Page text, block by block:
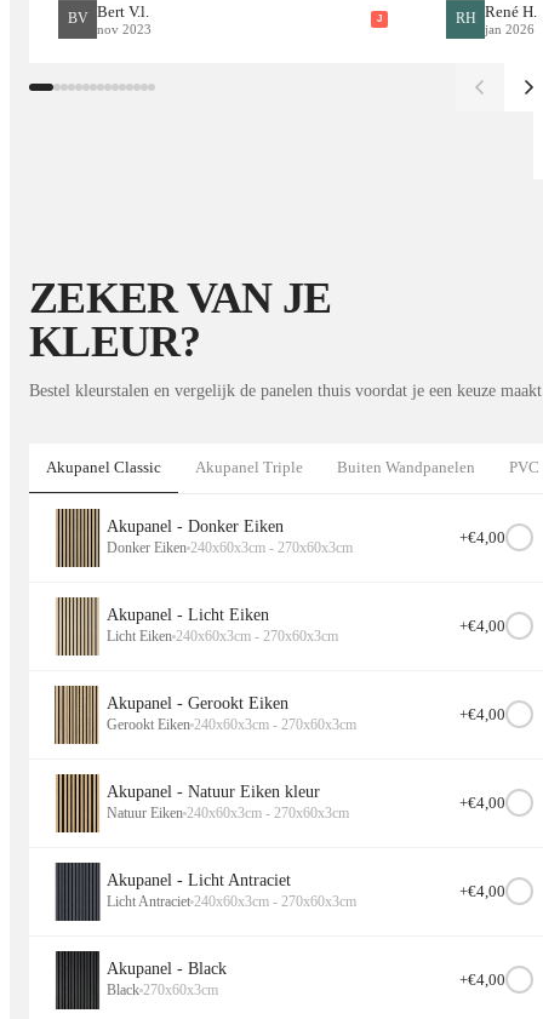
BV Bert V.l.
nov 2023
J RH René H.
jan 2026
ZEKER VAN JE
KLEUR?
Bestel kleurstalen en vergelijk de panelen thuis voordat je een keuze
Akupanel Classic Akupanel Triple Buiten Wandpanelen PVC
Akupanel - Donker Eiken
Donker Eiken 240x60x3cm - 270x60x3cm
+€4,00
Akupanel - Licht Eiken
Licht Eiken 240x60x3cm - 270x60x3cm
+€4,00
Akupanel - Gerookt Eiken
Gerookt Eiken 240x60x3cm - 270x60x3cm
+€4,00
Akupanel - Natuur Eiken kleur
Natuur Eiken 240x60x3cm - 270x60x3cm
+€4,00
Akupanel - Licht Antraciet
Licht Antraciet 240x60x3cm - 270x60x3cm
+€4,00
Akupanel - Black
Black 270x60x3cm
+€4,00